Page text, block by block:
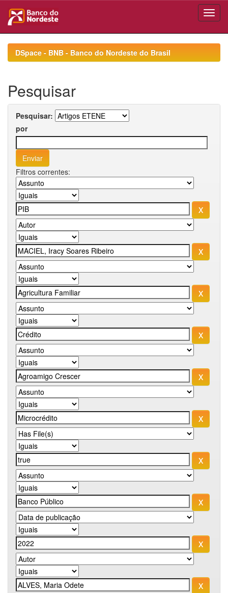
navigationDSpace - BNB - Banco do Nordeste do Brasil
Pesquisar
Pesquisar:
por
Filtros correntes: